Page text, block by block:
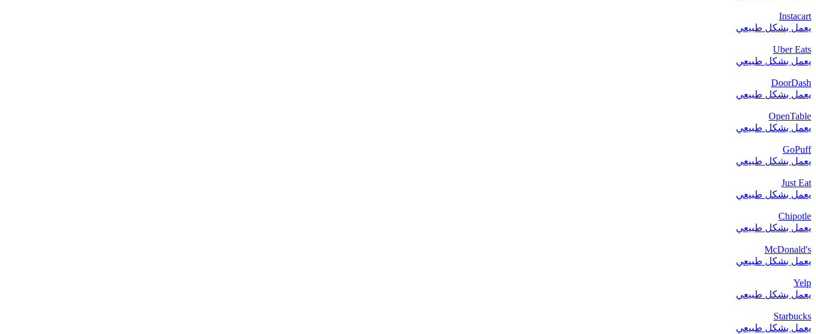
Instacart
يعمل بشكل طبيعي
Uber Eats
يعمل بشكل طبيعي
DoorDash
يعمل بشكل طبيعي
OpenTable
يعمل بشكل طبيعي
GoPuff
يعمل بشكل طبيعي
Just Eat
يعمل بشكل طبيعي
Chipotle
يعمل بشكل طبيعي
McDonald's
يعمل بشكل طبيعي
Yelp
يعمل بشكل طبيعي
Starbucks
يعمل بشكل طبيعي